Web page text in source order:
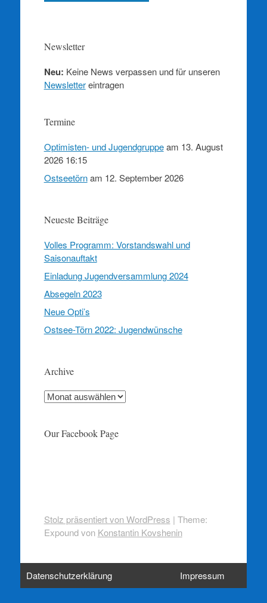
Newsletter
Neu: Keine News verpassen und für unseren
Newslettereintragen
Termine
Optimisten- und Jugendgruppeam 13. August
2026 16:15
Ostseetörnam 12. September 2026
Neueste Beiträge
Volles Programm: Vorstandswahl und
Saisonauftakt
Einladung Jugendversammlung 2024
Absegeln 2023
Neue Opti’s
Ostsee-Törn 2022: Jugendwünsche
Archive
Archive
Our Facebook Page
Stolz präsentiert von WordPress | Theme:
Expound von Konstantin Kovshenin
Impressum
Datenschutzerklärung